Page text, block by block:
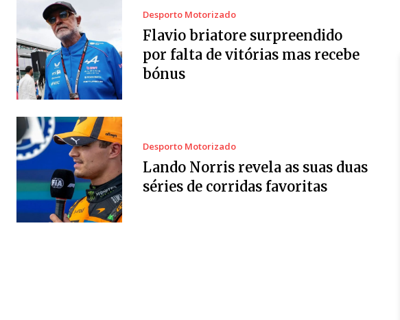
Desporto Motorizado
Flavio briatore surpreendido
por falta de vitórias mas recebe
bónus
Desporto Motorizado
Lando Norris revela as suas duas
séries de corridas favoritas